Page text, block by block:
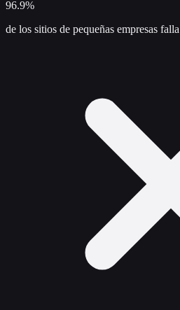
96.9%
de los sitios de pequeñas empresas